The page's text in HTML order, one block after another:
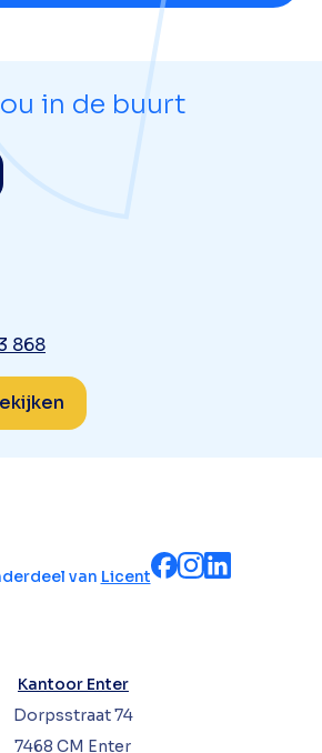
in de buurt
868
van Licent
Kantoor Enter
Dorpsstraat 74
7468 CM Enter